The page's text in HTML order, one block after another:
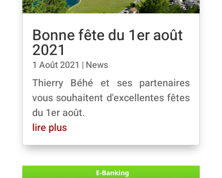
Bonne fête du 1er août
2021
1 Août 2021 | News
Thierry Béhé et ses partenaires
vous souhaitent d'excellentes fêtes
du 1er août.
lire plus